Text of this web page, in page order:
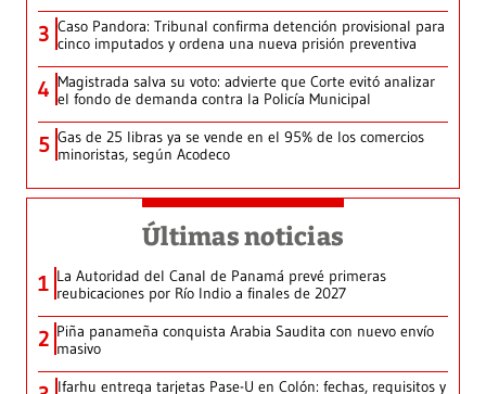
3 Caso Pandora: Tribunal confirma detención provisional para
cinco imputados y ordena una nueva prisión preventiva
4 Magistrada salva su voto: advierte que Corte evitó analizar
el fondo de demanda contra la Policía Municipal
5 Gas de 25 libras ya se vende en el 95% de los comercios
minoristas, según Acodeco
Últimas noticias
1 La Autoridad del Canal de Panamá prevé primeras
reubicaciones por Río Indio a finales de 2027
2 Piña panameña conquista Arabia Saudita con nuevo envío
masivo
Ifarhu entrega tarjetas Pase-U en Colón: fechas, requisitos y